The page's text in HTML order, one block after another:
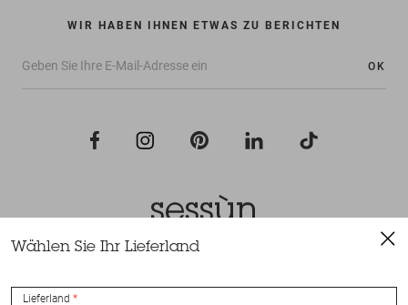
WIR HABEN IHNEN ETWAS ZU BERICHTEN
OK
Wählen Sie Ihr Lieferland
Lieferland